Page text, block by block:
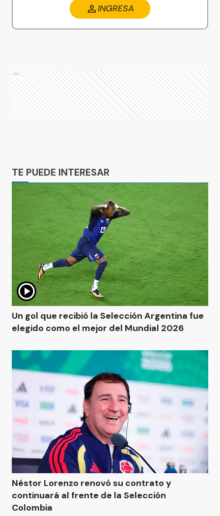
INGRESA
Ads
TE PUEDE INTERESAR
Un gol que recibió la Selección Argentina fue
elegido como el mejor del Mundial 2026
Néstor Lorenzo renovó su contrato y
continuará al frente de la Selección
Colombia